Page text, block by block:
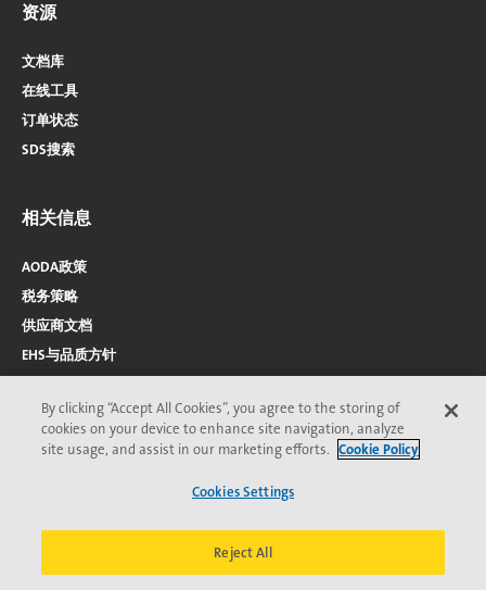
资源
文档库
在线工具
订单状态
SDS搜索
相关信息
AODA政策
税务策略
供应商文档
EHS与品质方针
2026 © Veolia 版权所有
页
隐私保护
*Veolia商标；可能已在一个或多个国家/地区注册。
By clicking “Accept All Cookies”, you agree to the storing of
cookies on your device to enhance site navigation, analyze
site usage, and assist in our marketing efforts. Cookie Policy
Cookies Settings
Reject All